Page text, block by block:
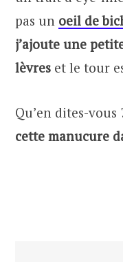
pas un oeil de
j’ajoute une
lèvres et le tour
Qu’en dites-vous
cette manucure